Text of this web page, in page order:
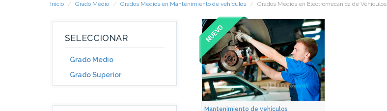
Inicio Grado Medio Grados Medios en Mantenimiento de vehículos Grados Medios en Electromecánica de Vehículos
SELECCIONAR
Grado Medio
Grado Superior
Mantenimiento de vehículos